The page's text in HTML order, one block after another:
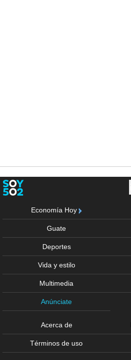
Economía Hoy
Guate
Deportes
Vida y estilo
Multimedia
Anúnciate
Acerca de
Términos de uso